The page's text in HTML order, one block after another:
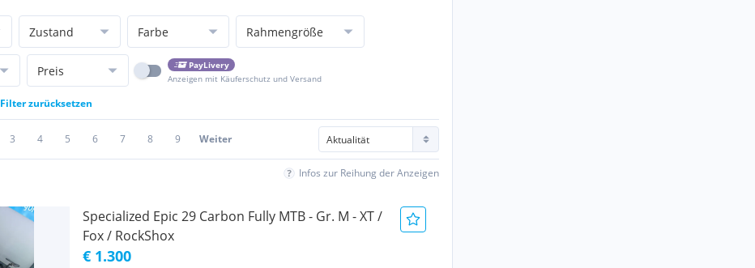
Zustand Farbe Rahmengröße
Preis
PayLivery
Anzeigen mit Käuferschutz und Versand
Filter zurücksetzen
3 4 5 6 7 8 9 Weiter
Infos zur Reihung der Anzeigen
Specialized Epic 29 Carbon Fully MTB - Gr. M - XT /
Fox / RockShox
€ 1.300